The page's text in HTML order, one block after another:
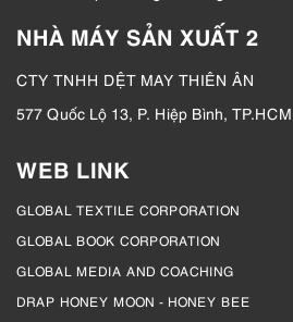
NHÀ MÁY SẢN XUẤT 2
CTY TNHH DỆT MAY THIÊN ÂN
577 Quốc Lộ 13, P. Hiệp Bình, TP.HCM
WEB LINK
GLOBAL TEXTILE CORPORATION
GLOBAL BOOK CORPORATION
GLOBAL MEDIA AND COACHING
DRAP HONEY MOON - HONEY BEE